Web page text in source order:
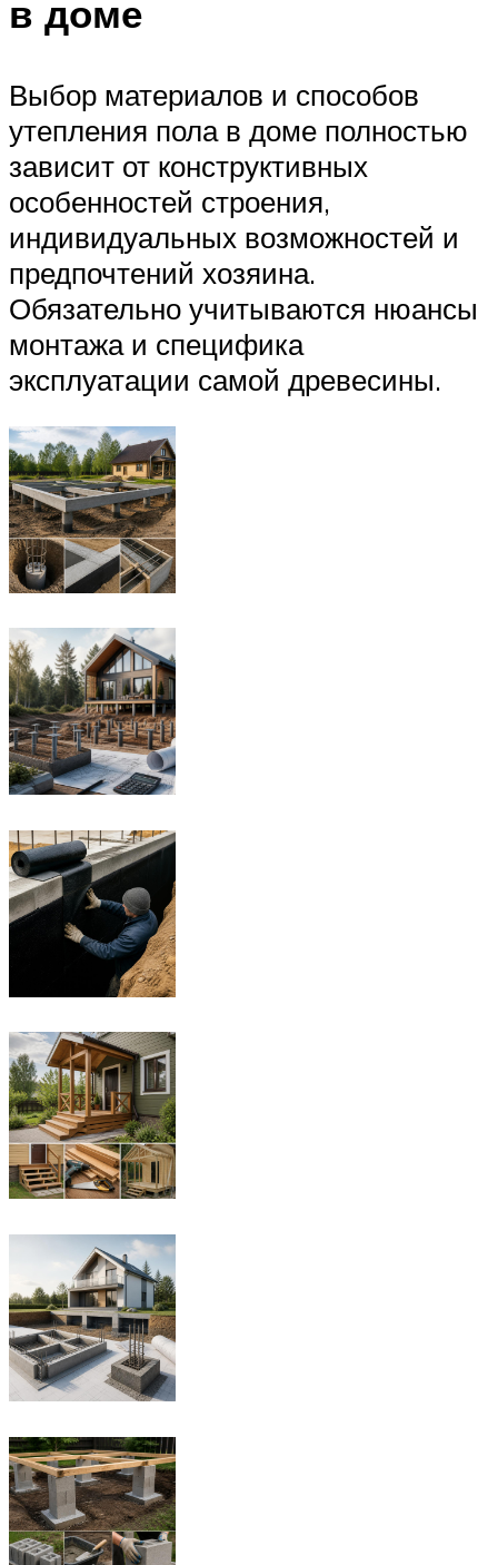
в доме
Выбор материалов и способов
утепления пола в доме полностью
зависит от конструктивных
особенностей строения,
индивидуальных возможностей и
предпочтений хозяина.
Обязательно учитываются нюансы
монтажа и специфика
эксплуатации самой древесины.